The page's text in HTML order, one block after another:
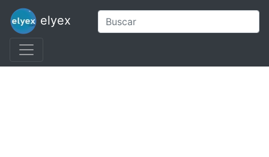
elyex